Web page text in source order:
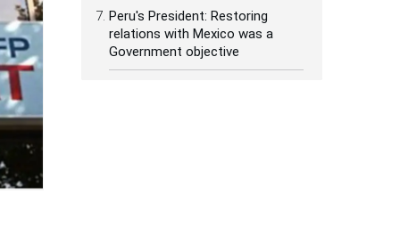
Peru's President: Restoring
relations with Mexico was a
Government objective